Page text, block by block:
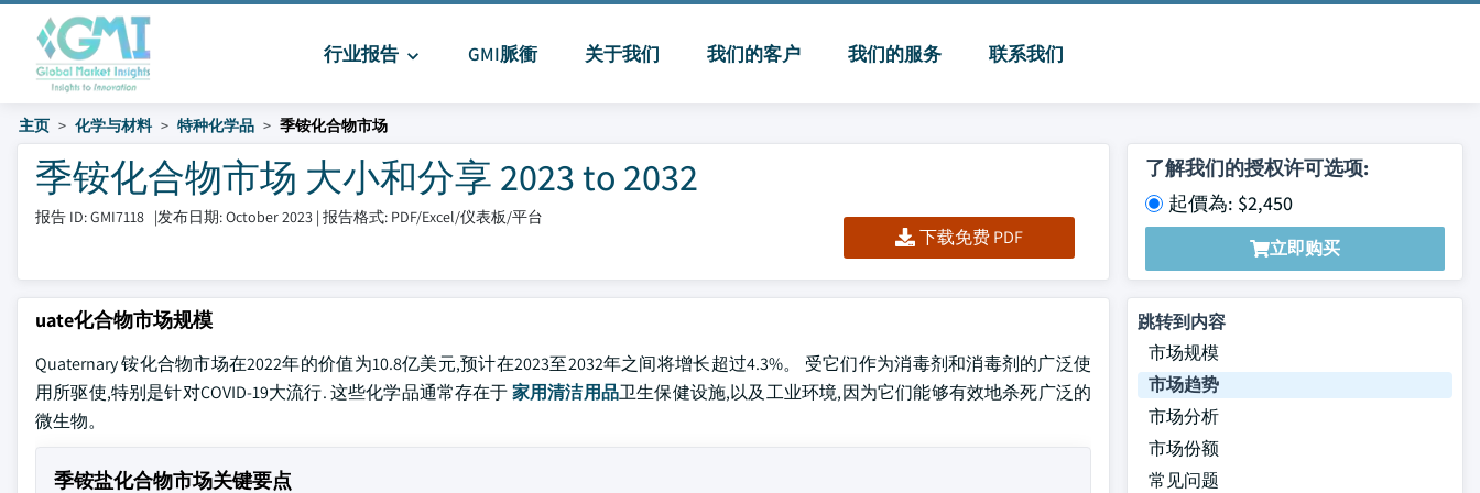
行业报告 GMI脈衝 关于我们 我们的客户 我们的服务 联系我们
主页 化学与材料 特种化学品 季铵化合物市场
季铵化合物市场 大小和分享 2023 to 2032
报告 ID: GMI7118 |发布日期: October 2023 | 报告格式: PDF/Excel/仪表板/平台
下载免费 PDF
了解我们的授权许可选项:
起價為: $2,450
立即购买
uate化合物市场规模
Quaternary 铵化合物市场在2022年的价值为10.8亿美元,预计在2023至2032年之间将增长超过4.3%。 受它们作为消毒剂和消毒剂的广泛使
用所驱使,特别是针对COVID-19大流行. 这些化学品通常存在于家用清洁用品卫生保健设施,以及工业环境,因为它们能够有效地杀死广泛的
微生物。
季铵盐化合物市场关键要点
跳转到内容
市场规模
市场趋势
市场分析
市场份额
常见问题